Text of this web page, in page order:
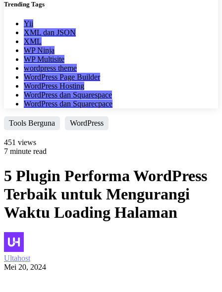
Trending Tags
Yii
XML dan JSON
XML
WP Ninja
WP Multisite
wordpress theme
WordPress Page Builder
WordPress Hosting
WordPress dan Squarespace
WordPress dan Squarecpace
Tools Berguna WordPress
451 views
7 minute read
5 Plugin Performa WordPress
Terbaik untuk Mengurangi
Waktu Loading Halaman
Ultahost
Mei 20, 2024